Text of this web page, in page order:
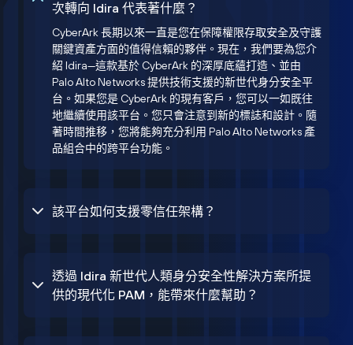
次轉向 Idira 代表著什麼？
CyberArk 長期以來一直是您在保障權限存取安全及守護
關鍵資產方面的值得信賴的夥伴。現在，我們要為您介
紹 Idira—這款基於 CyberArk 的深厚底蘊打造、並由
Palo Alto Networks 提供技術支援的新世代身分安全平
台。如果您是 CyberArk 的現有客戶，您可以一如既往
地繼續使用該平台。您只會注意到新的標誌和設計。隨
著時間推移，您將能夠充分利用 Palo Alto Networks 產
品組合中的跨平台功能。
該平台如何支援零信任架構？
透過 Idira 新世代人類身分安全性解決方案所提
供的現代化 PAM，能帶來什麼幫助？